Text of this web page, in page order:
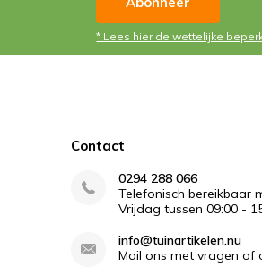
* Lees hier de wettelijke
Contact
0294 288 066
Telefonisch bereikbaar
Vrijdag tussen 09:00 -
info@tuinartikelen.nu
Mail ons met vragen of